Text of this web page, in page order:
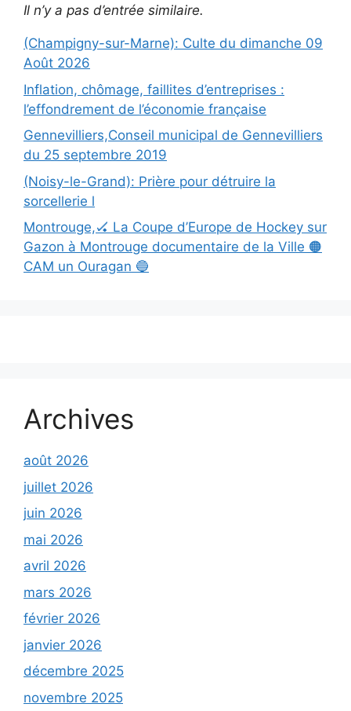
Il n’y a pas d’entrée similaire.
(Champigny-sur-Marne): Culte du dimanche 09
Août 2026
Inflation, chômage, faillites d’entreprises :
l’effondrement de l’économie française
Gennevilliers,Conseil municipal de Gennevilliers
du 25 septembre 2019
(Noisy-le-Grand): Prière pour détruire la
sorcellerie l
Montrouge,🏑 La Coupe d’Europe de Hockey sur
Gazon à Montrouge documentaire de la Ville 🟠
CAM un Ouragan 🔵
Archives
août 2026
juillet 2026
juin 2026
mai 2026
avril 2026
mars 2026
février 2026
janvier 2026
décembre 2025
novembre 2025